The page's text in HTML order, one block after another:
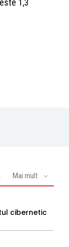
1,3
Mai mult
cibernetic